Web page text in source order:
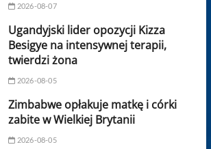
2026-08-07
Ugandyjski lider opozycji Kizza
Besigye na intensywnej terapii,
twierdzi żona
2026-08-05
Zimbabwe opłakuje matkę i córki
zabite w Wielkiej Brytanii
2026-08-05